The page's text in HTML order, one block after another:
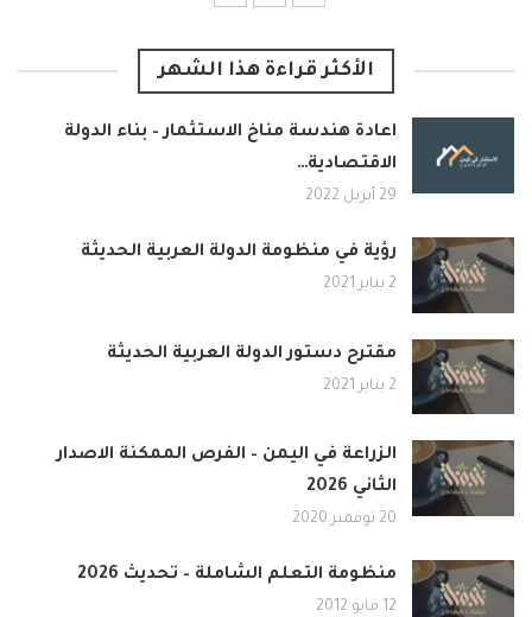
الأكثر قراءة هذا الشهر
اعادة هندسة مناخ الاستثمار – بناء الدولة
الاقتصادية…
29 أبريل 2022
رؤية في منظومة الدولة العربية الحديثة
2 يناير 2021
مقترح دستور الدولة العربية الحديثة
2 يناير 2021
الزراعة في اليمن – الفرص الممكنة الاصدار
الثاني 2026
20 نوفمبر 2020
منظومة التعلم الشاملة – تحديث 2026
12 مايو 2012